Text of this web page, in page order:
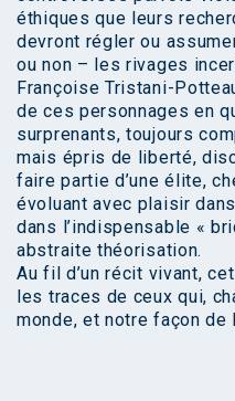
éthiques que leurs
devront régler ou
ou non – les rivages
Françoise Tristani-
de ces personnages en
surprenants, toujours
mais épris de liberté,
faire partie d’une élite,
évoluant avec plaisir
dans l’indispensable «
abstraite théorisation.
Au fil d’un récit vivant,
les traces de ceux qui,
monde, et notre façon de